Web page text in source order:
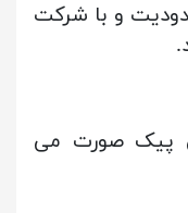
و با شرکت
پیک صورت می